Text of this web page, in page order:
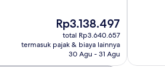
Harga
sekarang
Rp3.138.497
Rp3.138.497
total Rp3.640.657
termasuk pajak & biaya lainnya
30 Agu - 31 Agu